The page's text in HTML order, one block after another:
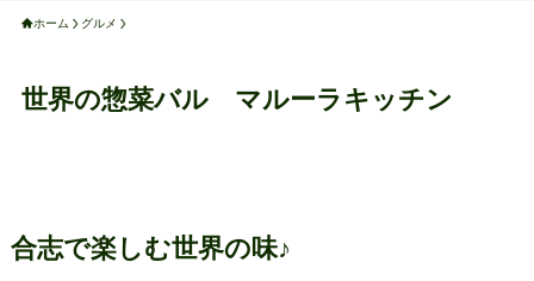
ホーム グルメ
世界の惣菜バル マルーラキッチン
合志で楽しむ世界の味♪